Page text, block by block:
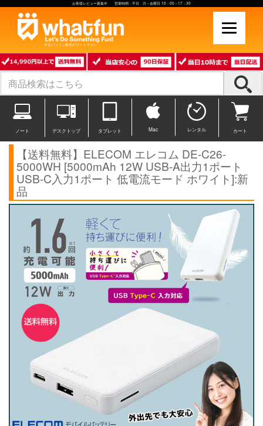
お客様レビュー募集中 営業時間：平日 月～金曜日 10：00～17：30
中古パソコン販売のワットファン
ノート デスクトップ タブレット Mac レンタル カート
【送料無料】ELECOM エレコム DE-C26-
5000WH [5000mAh 12W USB-A出力1ポート
USB-C入力1ポート 低電流モード ホワイト]:新
品